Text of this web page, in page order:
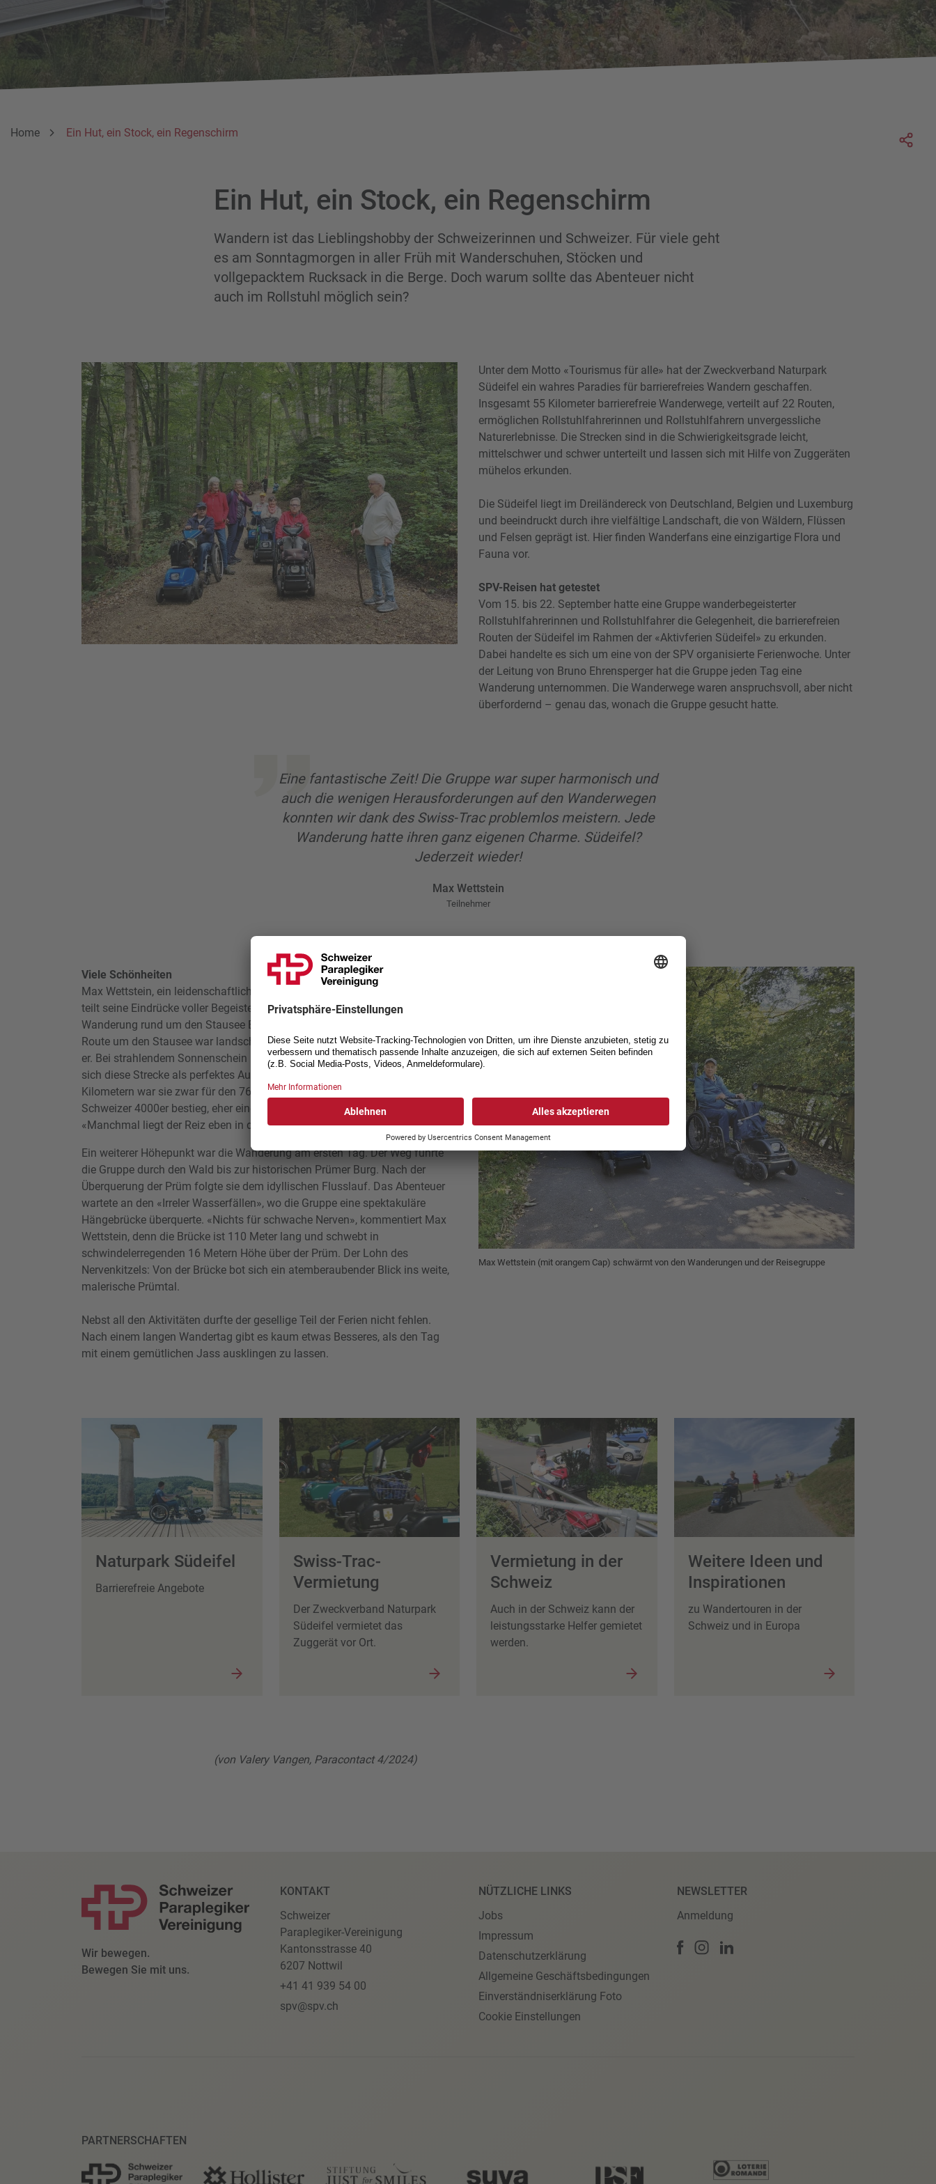
Breadcrumbnavigation
Sie befinden sich hier:
Home Ein Hut, ein Stock, ein Regenschirm
Ein Hut, ein Stock, ein Regenschirm
Wandern ist das Lieblingshobby der Schweizerinnen und Schweizer. Für viele geht
es am Sonntagmorgen in aller Früh mit Wanderschuhen, Stöcken und
vollgepacktem Rucksack in die Berge. Doch warum sollte das Abenteuer nicht
auch im Rollstuhl möglich sein?
Unter dem Motto «Tourismus für alle» hat der Zweckverband Naturpark
Südeifel ein wahres Paradies für barrierefreies Wandern geschaffen.
Insgesamt 55 Kilometer barrierefreie Wanderwege, verteilt auf 22 Routen,
ermöglichen Rollstuhlfahrerinnen und Rollstuhlfahrern unvergessliche
Naturerlebnisse. Die Strecken sind in die Schwierigkeitsgrade leicht,
mittelschwer und schwer unterteilt und lassen sich mit Hilfe von Zuggeräten
mühelos erkunden.
Die Südeifel liegt im Dreiländereck von Deutschland, Belgien und Luxemburg
und beeindruckt durch ihre vielfältige Landschaft, die von Wäldern, Flüssen
und Felsen geprägt ist. Hier finden Wanderfans eine einzigartige Flora und
Fauna vor.
SPV-Reisen hat getestet
Vom 15. bis 22. September hatte eine Gruppe wanderbegeisterter
Rollstuhlfahrerinnen und Rollstuhlfahrer die Gelegenheit, die barrierefreien
Routen der Südeifel im Rahmen der «Aktivferien Südeifel» zu erkunden.
Dabei handelte es sich um eine von der SPV organisierte Ferienwoche. Unter
der Leitung von Bruno Ehrensperger hat die Gruppe jeden Tag eine
Wanderung unternommen. Die Wanderwege waren anspruchsvoll, aber nicht
überfordernd – genau das, wonach die Gruppe gesucht hatte.
Eine fantastische Zeit! Die Gruppe war super harmonisch und
auch die wenigen Herausforderungen auf den Wanderwegen
konnten wir dank des Swiss-Trac problemlos meistern. Jede
Wanderung hatte ihren ganz eigenen Charme. Südeifel?
Jederzeit wieder!
Max Wettstein
Teilnehmer
Max Wettstein (mit orangem Cap) schwärmt von den Wanderungen und der Reisegruppe
Viele Schönheiten
Max Wettstein, ein leidenschaftlicher Wanderer und Teilnehmer der Reise,
teilt seine Eindrücke voller Begeisterung mit. Besonders hat ihn die
Wanderung rund um den Stausee Bitburg bei Biersdorf beeindruckt. «Die
Route um den Stausee war landschaftlich ein echtes Highlight», schwärmt
er. Bei strahlendem Sonnenschein und angenehmen Temperaturen erwies
sich diese Strecke als perfektes Ausflugziel. Mit einer Länge von 1,4
Kilometern war sie zwar für den 76-Jährigen, der in früheren Jahren alle
Schweizer 4000er bestieg, eher eine kleine Aufwärmübung. Er fügt aber an:
«Manchmal liegt der Reiz eben in der Kürze.»
Ein weiterer Höhepunkt war die Wanderung am ersten Tag. Der Weg führte
die Gruppe durch den Wald bis zur historischen Prümer Burg. Nach der
Überquerung der Prüm folgte sie dem idyllischen Flusslauf. Das Abenteuer
wartete an den «Irreler Wasserfällen», wo die Gruppe eine spektakuläre
Hängebrücke überquerte. «Nichts für schwache Nerven», kommentiert Max
Wettstein, denn die Brücke ist 110 Meter lang und schwebt in
schwindelerregenden 16 Metern Höhe über der Prüm. Der Lohn des
Nervenkitzels: Von der Brücke bot sich ein atemberaubender Blick ins weite,
malerische Prümtal.
Nebst all den Aktivitäten durfte der gesellige Teil der Ferien nicht fehlen.
Nach einem langen Wandertag gibt es kaum etwas Besseres, als den Tag
mit einem gemütlichen Jass ausklingen zu lassen.
Naturpark Südeifel
Barrierefreie Angebote
Swiss-Trac-
Vermietung
Der Zweckverband Naturpark
Südeifel vermietet das
Zuggerät vor Ort.
Vermietung in der
Schweiz
Auch in der Schweiz kann der
leistungsstarke Helfer gemietet
werden.
Weitere Ideen und
Inspirationen
zu Wandertouren in der
Schweiz und in Europa
(von Valery Vangen, Paracontact 4/2024)
Wir bewegen.
Bewegen Sie mit uns.
KONTAKT
Schweizer
Paraplegiker-Vereinigung
Kantonsstrasse 40
6207 Nottwil
+41 41 939 54 00
spv@spv.ch
NÜTZLICHE LINKS
Jobs
Impressum
Datenschutzerklärung
Allgemeine Geschäftsbedingungen
Einverständniserklärung Foto
Cookie Einstellungen
NEWSLETTER
Anmeldung
PARTNERSCHAFTEN